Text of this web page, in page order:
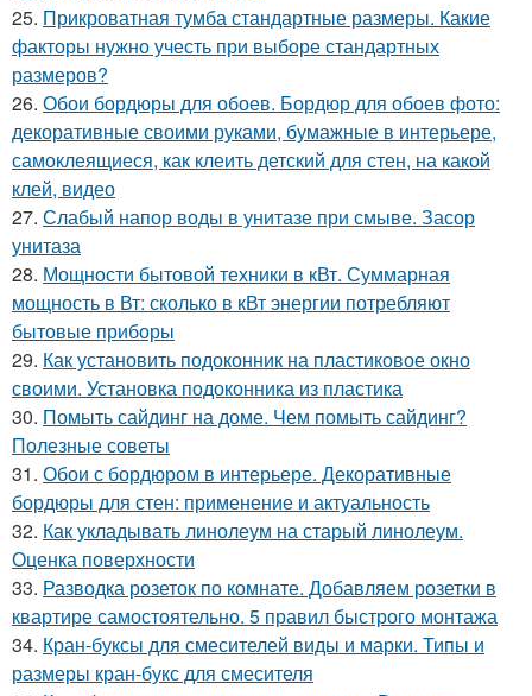
25. Прикроватная тумба стандартные размеры. Какие
факторы нужно учесть при выборе стандартных
размеров?
26. Обои бордюры для обоев. Бордюр для обоев фото:
декоративные своими руками, бумажные в интерьере,
самоклеящиеся, как клеить детский для стен, на какой
клей, видео
27. Слабый напор воды в унитазе при смыве. Засор
унитаза
28. Мощности бытовой техники в кВт. Суммарная
мощность в Вт: сколько в кВт энергии потребляют
бытовые приборы
29. Как установить подоконник на пластиковое окно
своими. Установка подоконника из пластика
30. Помыть сайдинг на доме. Чем помыть сайдинг?
Полезные советы
31. Обои с бордюром в интерьере. Декоративные
бордюры для стен: применение и актуальность
32. Как укладывать линолеум на старый линолеум.
Оценка поверхности
33. Разводка розеток по комнате. Добавляем розетки в
квартире самостоятельно. 5 правил быстрого монтажа
34. Кран-буксы для смесителей виды и марки. Типы и
размеры кран-букс для смесителя